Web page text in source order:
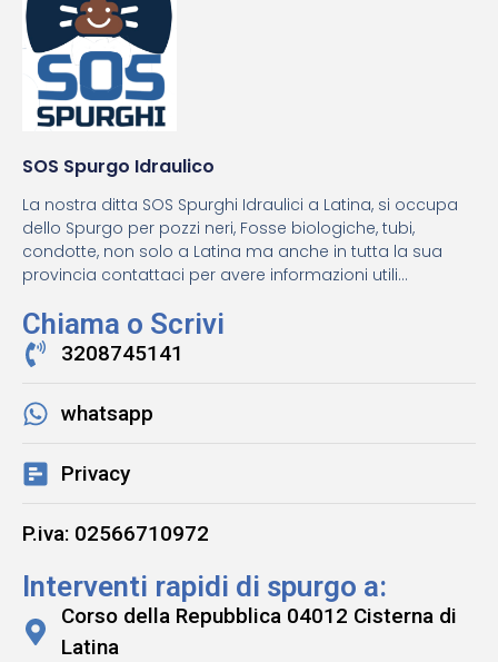
SOS Spurgo Idraulico
La nostra ditta SOS Spurghi Idraulici a Latina, si occupa
dello Spurgo per pozzi neri, Fosse biologiche, tubi,
condotte, non solo a Latina ma anche in tutta la sua
provincia contattaci per avere informazioni utili...
Chiama o Scrivi
3208745141
whatsapp
Privacy
P.iva: 02566710972
Interventi rapidi di spurgo a:
Corso della Repubblica 04012 Cisterna di
Latina